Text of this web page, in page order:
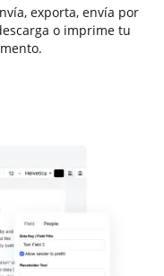
exporta, envía por
o imprime tu